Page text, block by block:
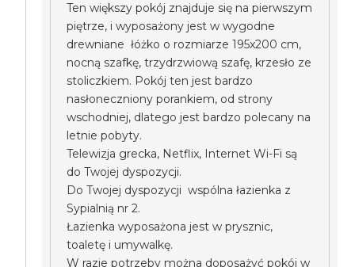
Ten większy pokój znajduje się na pierwszym
piętrze, i wyposażony jest w wygodne
drewniane łóżko o rozmiarze 195x200 cm,
nocną szafkę, trzydrzwiową szafę, krzesło ze
stoliczkiem. Pokój ten jest bardzo
nasłoneczniony porankiem, od strony
wschodniej, dlatego jest bardzo polecany na
letnie pobyty.
Telewizja grecka, Netflix, Internet Wi-Fi są
do Twojej dyspozycji.
Do Twojej dyspozycji wspólna łazienka z
Sypialnią nr 2.
Łazienka wyposażona jest w prysznic,
toaletę i umywalkę.
W razie potrzeby można doposażyć pokój w